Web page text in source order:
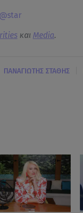
και Media.
ΠΑΝΑΓΙΩΤΗΣ ΣΤΑΘΗΣ